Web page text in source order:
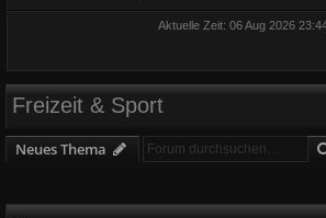
Aktuelle Zeit: 06 Aug 2026
Freizeit & Sport
Neues Thema